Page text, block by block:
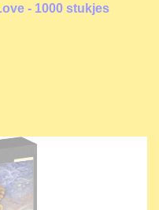
- 1000 stukjes